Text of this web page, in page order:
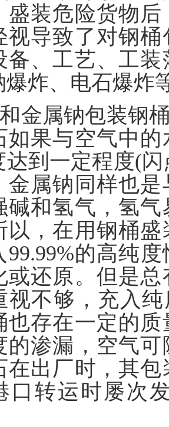
盛装危险货物
视导致了对钢
备、工艺、工
爆炸、电石爆炸
金属钠包装钢
如果与空气中
达到一定程度(
金属钠同样也
碱和氢气，氢
以，在用钢桶
99.99%的高纯
或还原。但是
视不够，充入
也存在一定的
的渗漏，空气
在出厂时，其
口转运时屡次